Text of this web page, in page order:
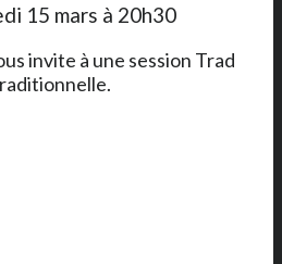
15 mars à 20h30
invite à une session Trad